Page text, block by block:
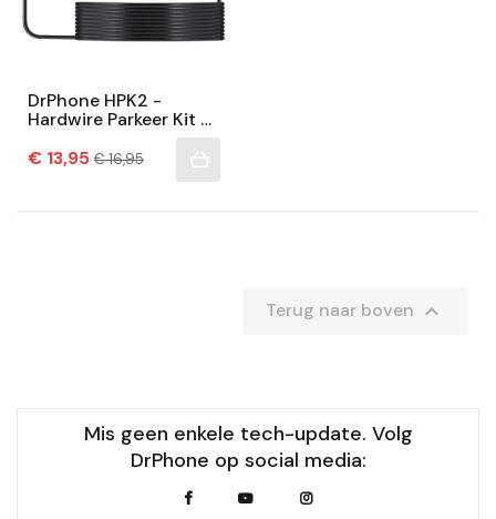
DrPhone HPK2 -
Hardwire Parkeer Kit –
Voltagebescherming –
Constante Voeding –
Prijs
€ 13,95Normale
prijs
€ 16,95
Terug naar boven 
Mis geen enkele tech-update. Volg
DrPhone op social media: